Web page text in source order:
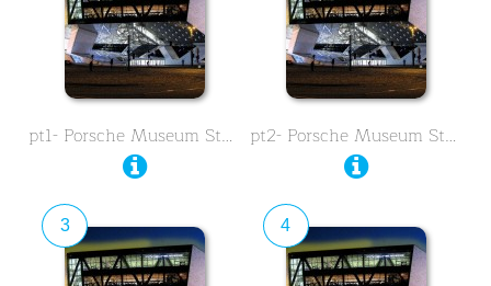
pt1- Porsche Museum Stuttgart … pt2- Porsche Museum Stuttgart …
3 4